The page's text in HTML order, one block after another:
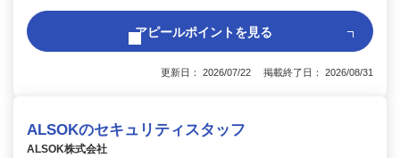
アピールポイントを見る
更新日： 2026/07/22 掲載終了日： 2026/08/31
ALSOKのセキュリティスタッフ
ALSOK株式会社